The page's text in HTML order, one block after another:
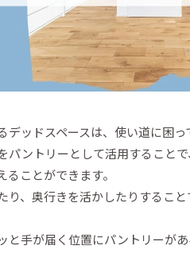
デッドスペースは、使い道に困っ
パントリーとして活用すること
ることができます。
り、奥行きを活かしたりするこ
と手が届く位置にパントリーが